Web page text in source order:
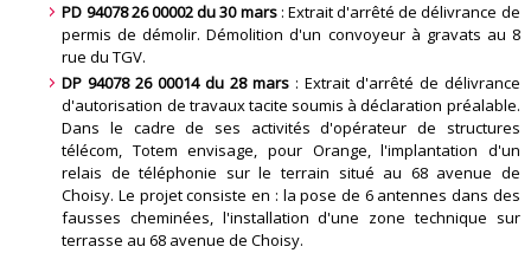
PD 94078 26 00002 du 30 mars : Extrait d'arrêté de délivrance de
permis de démolir. Démolition d'un convoyeur à gravats au 8
rue du TGV.
DP 94078 26 00014 du 28 mars : Extrait d'arrêté de délivrance
d'autorisation de travaux tacite soumis à déclaration préalable.
Dans le cadre de ses activités d'opérateur de structures
télécom, Totem envisage, pour Orange, l'implantation d'un
relais de téléphonie sur le terrain situé au 68 avenue de
Choisy. Le projet consiste en : la pose de 6 antennes dans des
fausses cheminées, l'installation d'une zone technique sur
terrasse au 68 avenue de Choisy.